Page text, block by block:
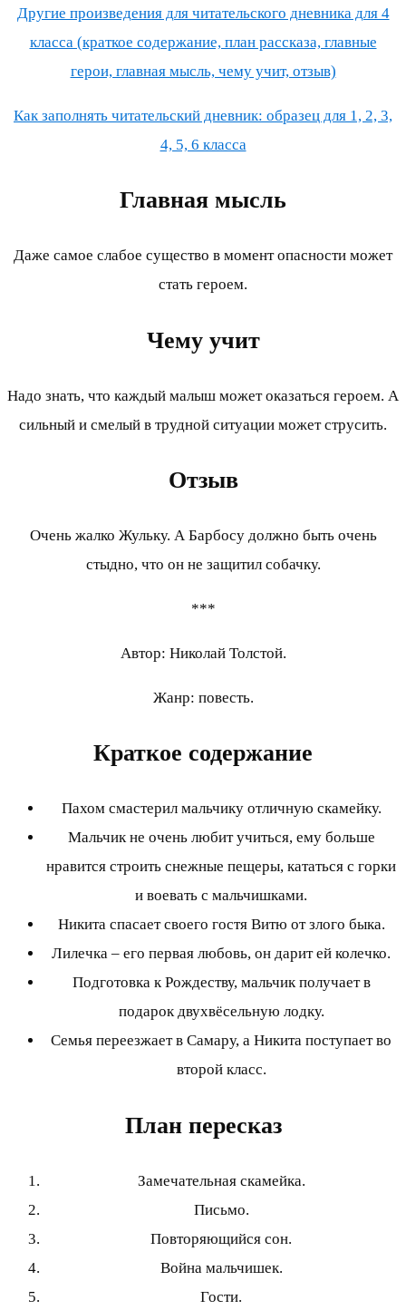
Другие произведения для читательского дневника для 4
класса (краткое содержание, план рассказа, главные
герои, главная мысль, чему учит, отзыв)
Как заполнять читательский дневник: образец для 1, 2, 3,
4, 5, 6 класса
Главная мысль
Даже самое слабое существо в момент опасности может
стать героем.
Чему учит
Надо знать, что каждый малыш может оказаться героем. А
сильный и смелый в трудной ситуации может струсить.
Отзыв
Очень жалко Жульку. А Барбосу должно быть очень
стыдно, что он не защитил собачку.
***
Автор: Николай Толстой.
Жанр: повесть.
Краткое содержание
Пахом смастерил мальчику отличную скамейку.
Мальчик не очень любит учиться, ему больше
нравится строить снежные пещеры, кататься с горки
и воевать с мальчишками.
Никита спасает своего гостя Витю от злого быка.
Лилечка – его первая любовь, он дарит ей колечко.
Подготовка к Рождеству, мальчик получает в
подарок двухвёсельную лодку.
Семья переезжает в Самару, а Никита поступает во
второй класс.
План пересказ
Замечательная скамейка.
Письмо.
Повторяющийся сон.
Война мальчишек.
Гости.